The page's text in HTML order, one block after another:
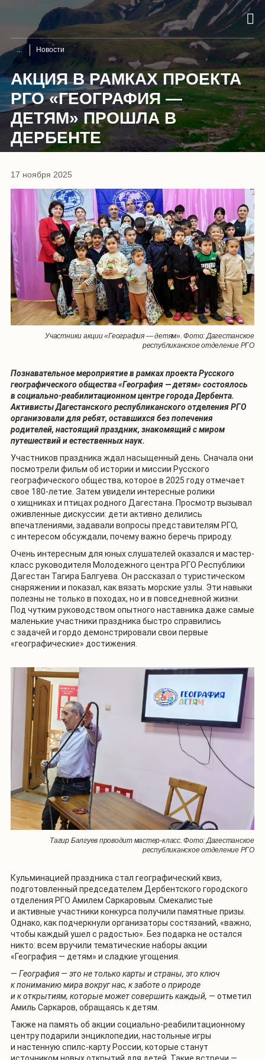
Новости
АКЦИЯ В РАМКАХ ПРОЕКТА
РГО «ГЕОГРАФИЯ —
ДЕТЯМ» ПРОШЛА В
ДЕРБЕНТЕ
17 ноября 2025
Участники акции «География — детям». Фото: Дагестанское
республиканское отделение РГО
Познавательное мероприятие в рамках проекта Русского
географического общества «География — детям» состоялось
в социально-реабилитационном центре города Дербента.
Активисты Дагестанского республиканского отделения РГО
организовали для ребят, оставшихся без попечения
родителей, настоящий праздник, знакомящий с миром
путешествий и естественных наук.
Участников праздника ждал насыщенный день. Сначала они
посмотрели фильм об истории и миссии Русского
географического общества, которое в 2025 году отмечает
свое 180-летие. Затем увидели интересные ролики
о хищниках и птицах родного Дагестана. Просмотр вызывал
оживленные дискуссии: дети активно делились
впечатлениями, задавали вопросы представителям РГО,
с интересом обсуждали, почему важно беречь природу.
Очень интересным для юных слушателей оказался и мастер-
класс руководителя Молодежного центра РГО Республики
Дагестан Тагира Балгуева. Он рассказал о туристическом
снаряжении и показал, как вязать морские узлы. Эти навыки
полезны не только в походах, но и в повседневной жизни.
Под чутким руководством опытного наставника даже самые
маленькие участники праздника быстро справились
с задачей и гордо демонстрировали свои первые
«географические» достижения.
Тагир Балгуев проводит мастер-класс. Фото: Дагестанское
республиканское отделение РГО
Кульминацией праздника стал географический квиз,
подготовленный председателем Дербентского городского
отделения РГО Амилем Саркаровым. Смекалистые
и активные участники конкурса получили памятные призы.
Однако, как подчеркнули организаторы состязаний, «важно,
чтобы каждый ушел с радостью». Без подарка не остался
никто: всем вручили тематические наборы акции
«География — детям» и сладкие угощения.
— География — это не только карты и страны, это ключ
к пониманию мира вокруг нас, к заботе о природе
и к открытиям, которые может совершить каждый, — отметил
Амиль Саркаров, обращаясь к детям.
Также на память об акции социально-реабилитационному
центру подарили энциклопедии, настольные игры
и настенную спилс-карту России, которые станут